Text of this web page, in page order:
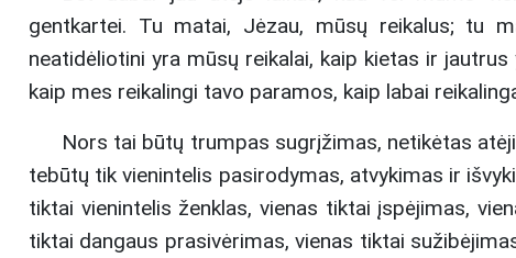
gentkartei. Tu matai, Jėzau, mūsų reikalus; tu
neatidėliotini yra mūsų reikalai, kaip kietas ir
kaip mes reikalingi tavo paramos, kaip labai
Nors tai būtų trumpas sugrįžimas, netikėtas
tebūtų tik vienintelis pasirodymas, atvykimas ir
tiktai vienintelis ženklas, vienas tiktai įspėjimas,
tiktai dangaus prasivėrimas, vienas tiktai